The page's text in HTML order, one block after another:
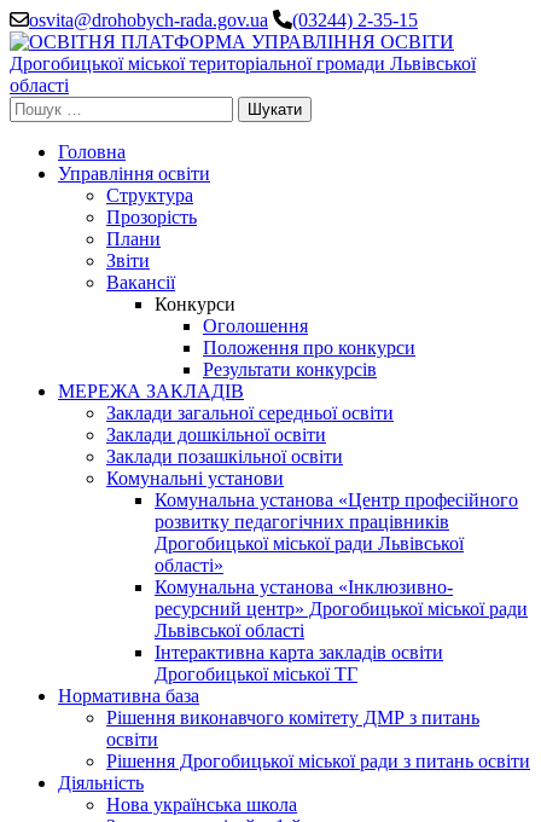
Перейти
до
вмісту
(натисніть
Enter)
osvita@drohobych-rada.gov.ua (03244) 2-35-15
Пошук:
Головна
Управління освіти
Структура
Прозорість
Плани
Звіти
Вакансії
Конкурси
Оголошення
Положення про конкурси
Результати конкурсів
МЕРЕЖА ЗАКЛАДІВ
Заклади загальної середньої освіти
Заклади дошкільної освіти
Заклади позашкільної освіти
Комунальні установи
Комунальна установа «Центр професійного
розвитку педагогічних працівників
Дрогобицької міської ради Львівської
області»
Комунальна установа «Інклюзивно-
ресурсний центр» Дрогобицької міської ради
Львівської області
Інтерактивна карта закладів освіти
Дрогобицької міської ТГ
Нормативна база
Рішення виконавчого комітету ДМР з питань
освіти
Рішення Дрогобицької міської ради з питань освіти
Діяльність
Нова українська школа